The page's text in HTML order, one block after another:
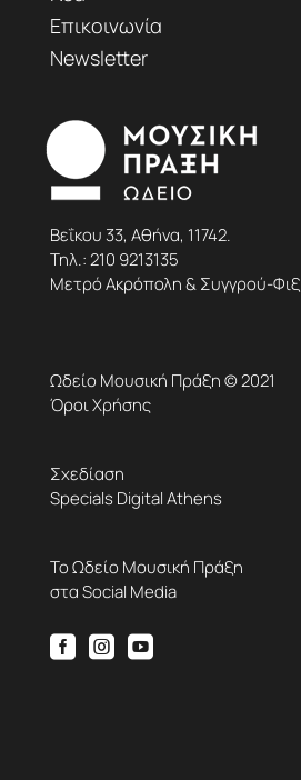
Επικοινωνία
Newsletter
Βεΐκου 33, Αθήνα, 11742.
Τηλ.:210 9213135
Μετρό Ακρόπολη & Συγγρού-Φιξ
Ωδείο Μουσική Πράξη © 2021
Όροι Χρήσης
Σχεδίαση
Specials Digital Athens
Το Ωδείο Μουσική Πράξη
στα Social Media
  